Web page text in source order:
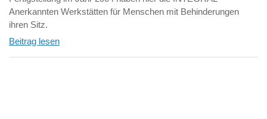
Anerkannten Werkstätten für Menschen mit Behinderungen
ihren Sitz.
Beitrag lesen